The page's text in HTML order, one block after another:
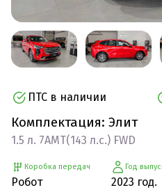
ПТС в наличии
Комплектация: Элит
1.5 л. 7AMT(143 л.с.) FWD
Коробка передач
Робот
Год
2023 год.